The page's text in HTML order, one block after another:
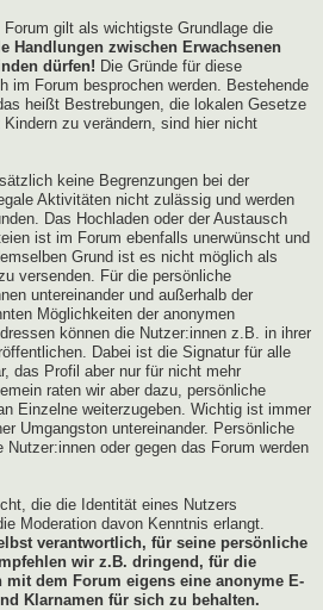
gilt als wichtigste Grundlage die
Handlungen zwischen Erwachsenen
dürfen! Die Gründe für diese
im Forum besprochen werden. Bestehende
heißt Bestrebungen, die lokalen Gesetze
zu verändern, sind hier nicht
keine Begrenzungen bei der
Aktivitäten nicht zulässig und werden
Das Hochladen oder der Austausch
ist im Forum ebenfalls unerwünscht und
Grund ist es nicht möglich als
versenden. Für die persönliche
untereinander und außerhalb der
Möglichkeiten der anonymen
können die Nutzer:innen z.B. in ihrer
Dabei ist die Signatur für alle
das Profil aber nur für nicht mehr
raten wir aber dazu, persönliche
Einzelne weiterzugeben. Wichtig ist immer
Umgangston untereinander. Persönliche
Nutzer:innen oder gegen das Forum werden
die die Identität eines Nutzers
Moderation davon Kenntnis erlangt.
verantwortlich, für seine persönliche
wir z.B. dringend, für die
dem Forum eigens eine anonyme E-
Klarnamen für sich zu behalten.